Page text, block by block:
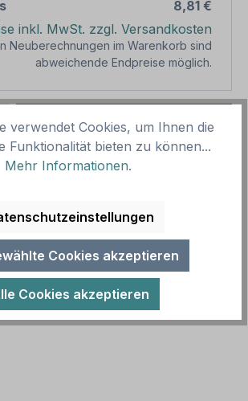
8,81 €
inkl. MwSt. zzgl. Versandkosten
Neuberechnungen im Warenkorb sind
abweichende Endpreise möglich.
In den Warenkorb
SH16135.5
verboten - Zu Ihrer
Bereich videoüberwacht - mit
Diese Sch…Mehr
verwendet Cookies, um Ihnen die
Funktionalität bieten zu können...
Mehr Informationen.
Cookies akzeptieren
Cookies akzeptieren